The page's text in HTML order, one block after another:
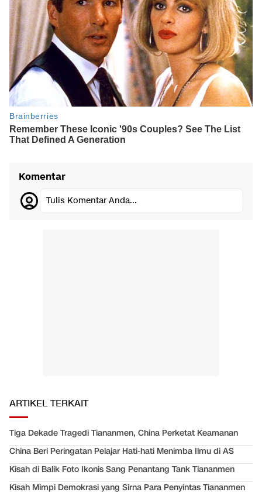
Komentar
Tulis Komentar Anda...
ARTIKEL TERKAIT
Tiga Dekade Tragedi Tiananmen, China Perketat Keamanan
China Beri Peringatan Pelajar Hati-hati Menimba Ilmu di AS
Kisah di Balik Foto Ikonis Sang Penantang Tank Tiananmen
Kisah Mimpi Demokrasi yang Sirna Para Penyintas Tiananmen